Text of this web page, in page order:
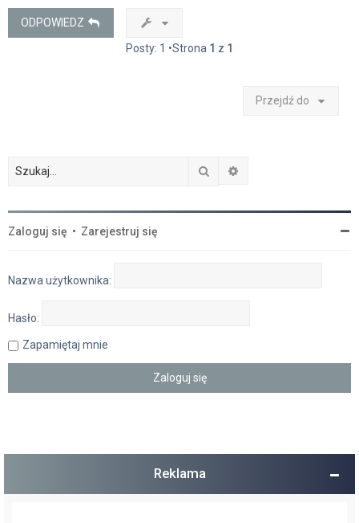
ODPOWIEDZ
Posty: 1 •Strona 1 z 1
Przejdź do
Szukaj
Zaloguj się • Zarejestruj się
Nazwa użytkownika:
Hasło:
Zapamiętaj mnie
Reklama